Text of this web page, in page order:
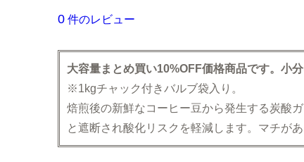
0 件のレビュー
大容量まとめ買い10%OFF価格商品です。小分
※1kgチャック付きバルブ袋入り。
焙煎後の新鮮なコーヒー豆から発生する炭酸
と遮断され酸化リスクを軽減します。マチが